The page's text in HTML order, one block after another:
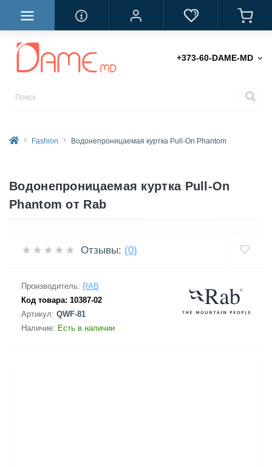
+373-60-DAME-MD
Fashion Водонепроницаемая куртка Pull-On Phantom
Водонепроницаемая куртка Pull-On
Phantom от Rab
Отзывы: (0)
Производитель: RAB
Код товара: 10387-02
Артикул: QWF-81
Наличие: Есть в наличии